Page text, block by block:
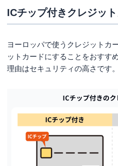
ICチップ付きクレジッ
ヨーロッパで使うクレジットカ
ットカードにすることをおすす
理由はセキュリティの高さです。